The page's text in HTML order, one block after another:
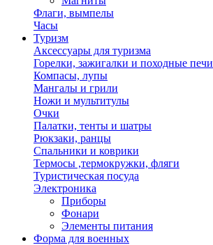
Флаги, вымпелы
Часы
Туризм
Аксессуары для туризма
Горелки, зажигалки и походные печи
Компасы, лупы
Мангалы и грили
Ножи и мультитулы
Очки
Палатки, тенты и шатры
Рюкзаки, ранцы
Спальники и коврики
Термосы ,термокружки, фляги
Туристическая посуда
Электроника
Приборы
Фонари
Элементы питания
Форма для военных